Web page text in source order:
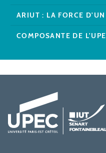
ARIUT : LA FORCE D'UN
COMPOSANTE DE